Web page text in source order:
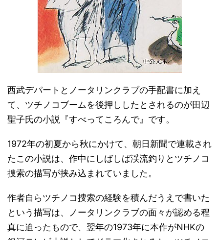
西武デパートとノータリンクラブの手配書に加え
て、ツチノコブームを後押ししたとされるのが田辺
聖子氏の小説『すべってころんで』です。
1972年の初夏から秋にかけて、朝日新聞で連載され
たこの小説は、作中にしばしば渓流釣りとツチノコ
捜索の描写が挟み込まれていました。
作者自らツチノコ捜索の経験を積んだうえで書いた
という描写は、ノータリンクラブの面々が認める程
真に迫ったもので、翌年の1973年に本作がNHKの